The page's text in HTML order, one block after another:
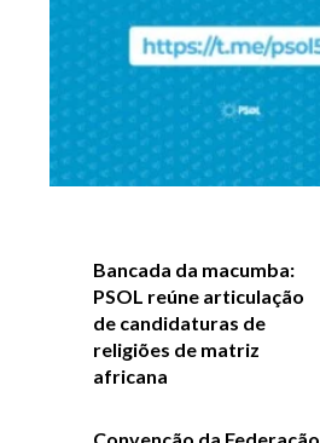
Bancada da macumba:
PSOL reúne articulação
de candidaturas de
religiões de matriz
africana
Convenção da Federação